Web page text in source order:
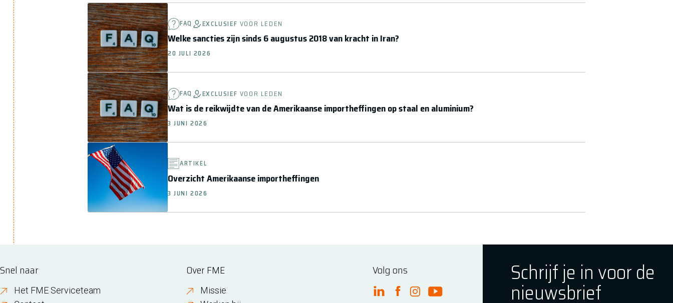
FAQ EXCLUSIEF VOOR LEDEN
Welke sancties zijn sinds 6 augustus 2018 van kracht in Iran?
20 JULI 2026
FAQ EXCLUSIEF VOOR LEDEN
Wat is de reikwijdte van de Amerikaanse importheffingen op staal en aluminium?
3 JUNI 2026
ARTIKEL
Overzicht Amerikaanse importheffingen
3 JUNI 2026
Snel naar
Het FME Serviceteam
Over FME
Missie
Volg ons
FME Linkedin
FME Facebook
FME Instagram
FME Youtube
Schrijf je in voor de
nieuwsbrief